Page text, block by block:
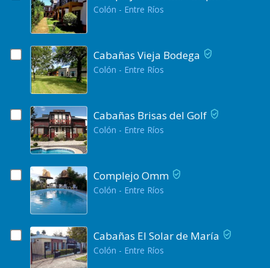
Colón - Entre Ríos
Cabañas Vieja Bodega
Colón - Entre Ríos
Cabañas Brisas del Golf
Colón - Entre Ríos
Complejo Omm
Colón - Entre Ríos
Cabañas El Solar de María
Colón - Entre Ríos